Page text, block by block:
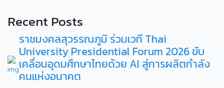
Recent Posts
ราชมงคลสุวรรณภูมิ ร่วมเวที Thai
University Presidential Forum 2026 ขับ
เคลื่อนอุดมศึกษาไทยด้วย AI สู่การผลิตกำลัง
คนแห่งอนาคต